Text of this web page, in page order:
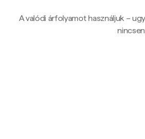
A valódi árfolyamot használjuk –